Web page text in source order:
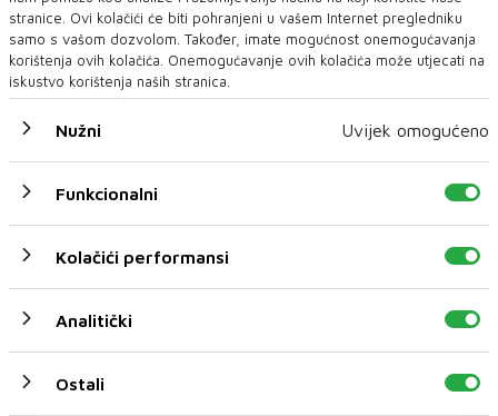
Adnanu Šeraku određen jednomjesečni pritvor, tereti
se za ugrožavanje sigurnosti
jučer uhapšenog Adnana &Scar...
stranice. Ovi kolačići će biti pohranjeni u vašem Internet pregledniku
samo s vašom dozvolom. Također, imate mogućnost onemogućavanja
korištenja ovih kolačića. Onemogućavanje ovih kolačića može utjecati na
iskustvo korištenja naših stranica.
Nužni Uvijek omogućeno
Funkcionalni
Kolačići performansi
Analitički
Ostali